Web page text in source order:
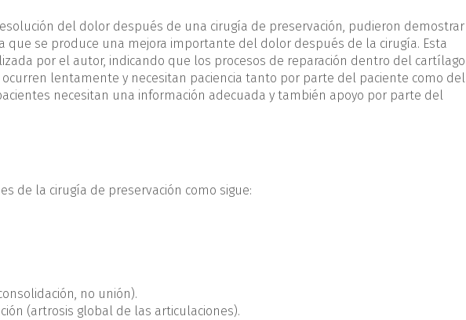
del dolor después de una cirugía de preservación, pudieron demostrar
que se produce una mejora importante del dolor después de la cirugía. Esta
por el autor, indicando que los procesos de reparación dentro del cartílago
lentamente y necesitan paciencia tanto por parte del paciente como del
necesitan una información adecuada y también apoyo por parte del
de la cirugía de preservación como sigue:
no unión).
(artrosis global de las articulaciones).